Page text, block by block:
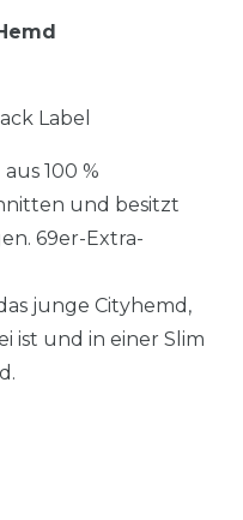
Label
100 %
und besitzt
69er-Extra-
junge Cityhemd,
ist und in einer Slim